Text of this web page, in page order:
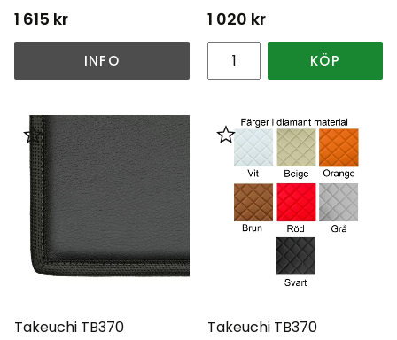
1 615 kr
INFO
1 020 kr
KÖP
Takeuchi TB370
Lägg till i favoriter
Takeuchi TB370
Lägg till i favoriter